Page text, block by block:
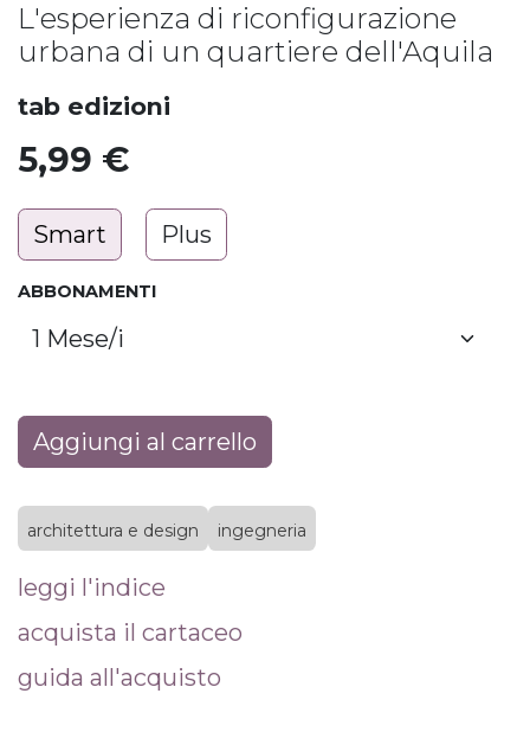
L'esperienza di riconfigurazione
urbana di un quartiere dell'Aquila
tab edizioni
5,99 €
Smart Plus
ABBONAMENTI
Aggiungi al carrello
architettura e design ingegneria
leggi l'indice
acquista il cartaceo
guida all'acquisto